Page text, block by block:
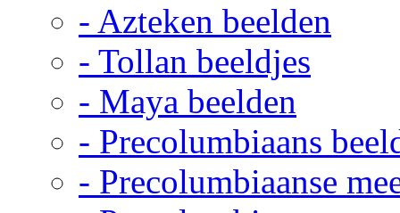
- Azteken beelden
- Tollan beeldjes
- Maya beelden
- Precolumbiaans
- Precolumbiaanse